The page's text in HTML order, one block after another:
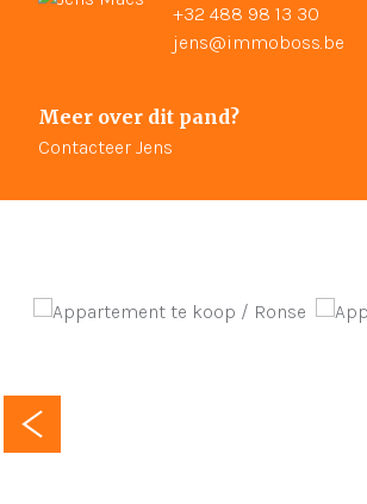
+32 488 98 13 30
jens@immoboss.be
Meer over dit pand?
Contacteer Jens